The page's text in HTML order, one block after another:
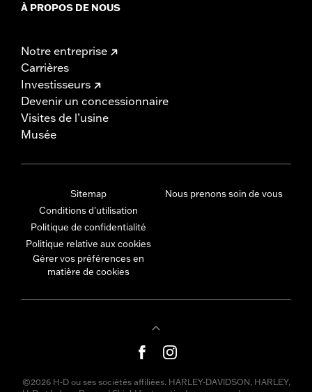
À PROPOS DE NOUS
Notre entreprise
Carrières
Investisseurs
Devenir un concessionnaire
Visites de l’usine
Musée
Sitemap
Conditions d'utilisation
Politique de confidentialité
Politique relative aux cookies
Gérer vos préférences en
matière de cookies
Nous prenons soin de vous
©2026 H-D ou ses sociétés affiliées. HARLEY-DAVIDSON, HARLEY,